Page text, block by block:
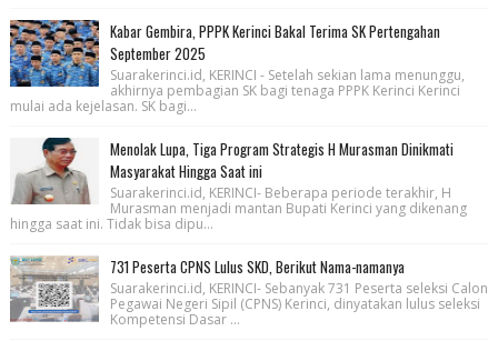
Kabar Gembira, PPPK Kerinci Bakal Terima SK Pertengahan
September 2025
Suarakerinci.id, KERINCI - Setelah sekian lama menunggu,
akhirnya pembagian SK bagi tenaga PPPK Kerinci Kerinci
mulai ada kejelasan. SK bagi...
Menolak Lupa, Tiga Program Strategis H Murasman Dinikmati
Masyarakat Hingga Saat ini
Suarakerinci.id, KERINCI- Beberapa periode terakhir, H
Murasman menjadi mantan Bupati Kerinci yang dikenang
hingga saat ini. Tidak bisa dipu...
731 Peserta CPNS Lulus SKD, Berikut Nama-namanya
Suarakerinci.id, KERINCI- Sebanyak 731 Peserta seleksi Calon
Pegawai Negeri Sipil (CPNS) Kerinci, dinyatakan lulus seleksi
Kompetensi Dasar ...